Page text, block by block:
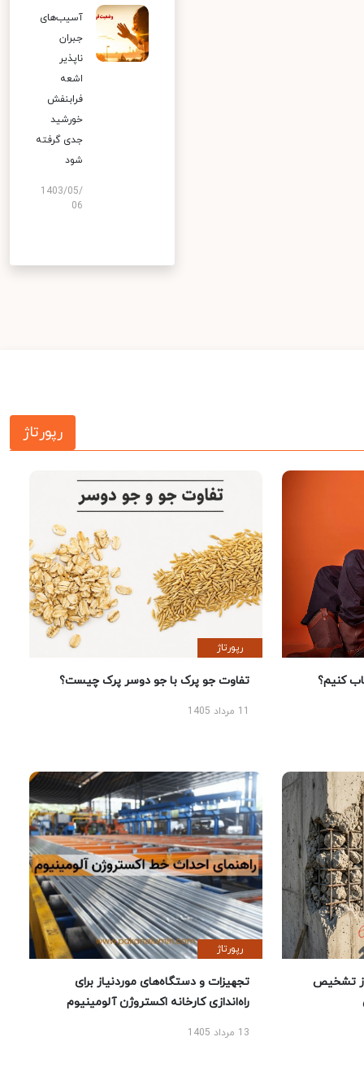
آسیب‌های
جبران
ناپذیر
اشعه
فرابنفش
خورشید
جدی گرفته
شود
1403/05/
06
رپورتاژ
کنیم؟
رپورتاژ
تفاوت جو پرک با جو دوسر پرک چیست؟
تشخیص
رپورتاژ
تجهیزات و دستگاه‌های موردنیاز برای
راه‌اندازی کارخانه اکستروژن آلومینیوم
13 مرداد 1405